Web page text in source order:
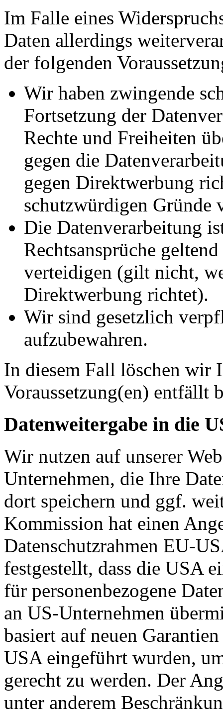
Im Falle eines
Daten allerdings
der folgenden
Wir haben zwingende
Fortsetzung der
Rechte und Freiheiten
gegen die
gegen Direktwerbung
schutzwürdigen Gründe
Die Datenverarbeitung
Rechtsansprüche
verteidigen (gilt nicht,
Direktwerbung richtet).
Wir sind gesetzlich
aufzubewahren.
In diesem Fall löschen wir
Voraussetzung(en) entfällt
Datenweitergabe in die
Wir nutzen auf unserer
Unternehmen, die Ihre
dort speichern und ggf.
Kommission hat einen
Datenschutzrahmen EU-
festgestellt, dass die USA
für personenbezogene
an US-Unternehmen
basiert auf neuen
USA eingeführt wurden,
gerecht zu werden. Der
unter anderem